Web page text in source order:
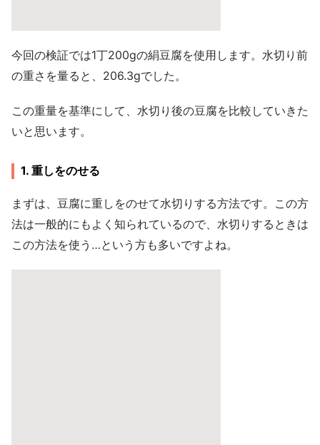
今回の検証では1丁200gの絹豆腐を使用します。水切り前
の重さを量ると、206.3gでした。
この重量を基準にして、水切り後の豆腐を比較していきた
いと思います。
1. 重しをのせる
まずは、豆腐に重しをのせて水切りする方法です。この方
法は一般的にもよく知られているので、水切りするときは
この方法を使う…という方も多いですよね。